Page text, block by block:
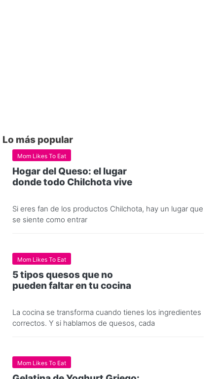
Lo más popular
Mom Likes To Eat
Hogar del Queso: el lugar
donde todo Chilchota vive
Si eres fan de los productos Chilchota, hay un lugar que
se siente como entrar
Mom Likes To Eat
5 tipos quesos que no
pueden faltar en tu cocina
La cocina se transforma cuando tienes los ingredientes
correctos. Y si hablamos de quesos, cada
Mom Likes To Eat